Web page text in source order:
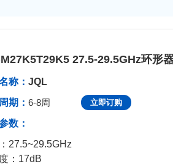
27.5-29.5GHz环形
：2025-10-16 10:01:25
称：JQL
期：6-8周 立即订购
数：
27.5~29.5GHz
：17dB